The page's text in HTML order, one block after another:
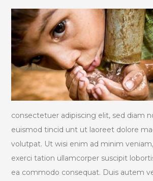
consectetuer adipiscing elit, sed diam
euismod tincid unt ut laoreet dolore
volutpat. Ut wisi enim ad minim
exerci tation ullamcorper suscipit
ea commodo consequat. Duis autem